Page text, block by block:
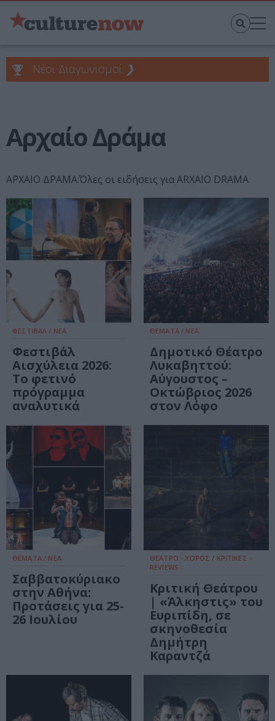
Νέοι Διαγωνισμοί ❯
Αρχαίο Δράμα
ΑΡΧΑΙΟ ΔΡΑΜΑ:Όλες οι ειδήσεις για ARXAIO DRAMA
ΦΕΣΤΙΒΑΛ / ΝΕΑ
Φεστιβάλ
Αισχύλεια 2026:
Το φετινό
πρόγραμμα
αναλυτικά
ΘΕΜΑΤΑ / ΝΕΑ
Δημοτικό Θέατρο
Λυκαβηττού:
Αύγουστος –
Οκτώβριος 2026
στον Λόφο
ΘΕΜΑΤΑ / ΝΕΑ
Σαββατοκύριακο
στην Αθήνα:
Προτάσεις για 25-
26 Ιουλίου
ΘΕΑΤΡΟ - ΧΟΡΟΣ / ΚΡΙΤΙΚΕΣ -
REVIEWS
Κριτική Θεάτρου
| «Άλκηστις» του
Ευριπίδη, σε
σκηνοθεσία
Δημήτρη
Καραντζά